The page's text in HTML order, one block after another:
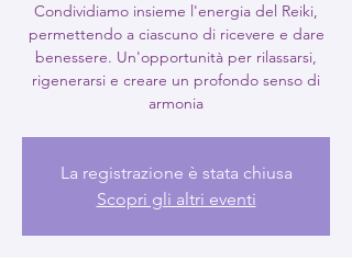
Condividiamo insieme l'energia del Reiki,
permettendo a ciascuno di ricevere e dare
benessere. Un'opportunità per rilassarsi,
rigenerarsi e creare un profondo senso di
armonia
La registrazione è stata chiusa
Scopri gli altri eventi